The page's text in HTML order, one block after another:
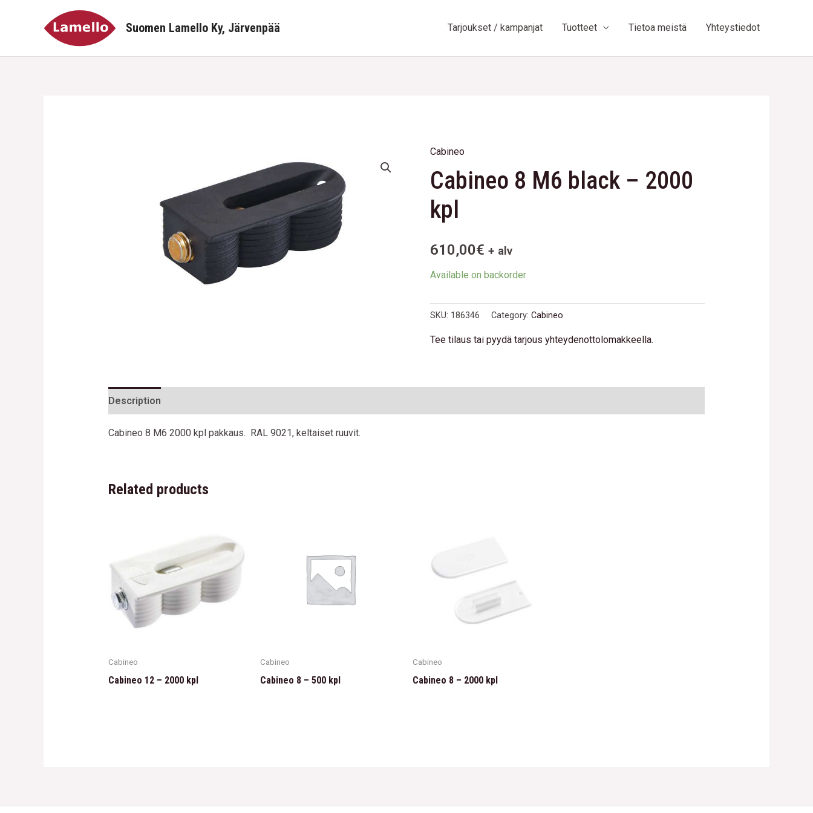
Suomen Lamello Ky, Järvenpää Tarjoukset / kampanjat Tuotteet Tietoa meistä Yhteystiedot
Cabineo
Cabineo 8 M6 black – 2000
kpl
610,00€ + alv
Available on backorder
Cabineo
8
M6
black
2000
quantity
SKU: 186346 Category:Cabineo
Tee tilaus tai pyydä tarjous yhteydenottolomakkeella.
Description
Cabineo 8 M6 2000 kpl pakkaus. RAL 9021, keltaiset ruuvit.
Related products
Cabineo
Cabineo 12 – 2000 kpl
Cabineo
Cabineo 8 – 500 kpl
Cabineo
Cabineo 8 – 2000 kpl